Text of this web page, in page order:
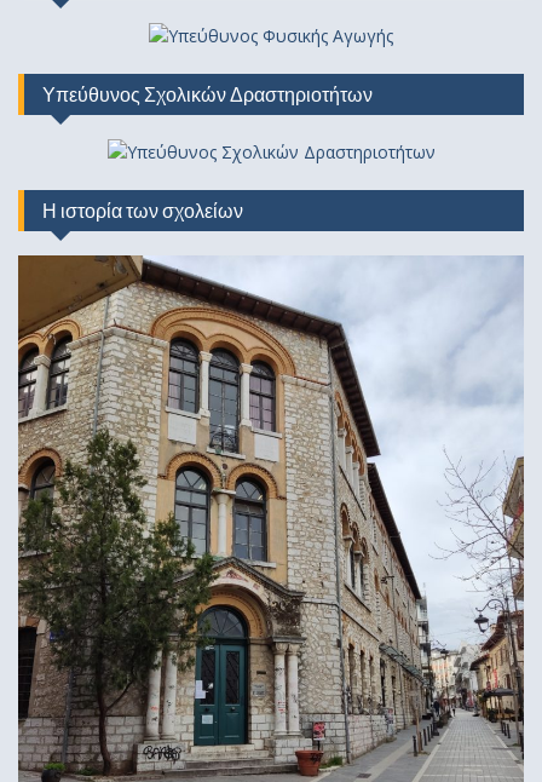
Υπεύθυνος Σχολικών Δραστηριοτήτων
Η ιστορία των σχολείων